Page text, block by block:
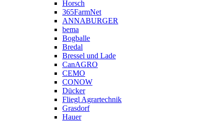
Horsch
365FarmNet
ANNABURGER
bema
Bogballe
Bredal
Bressel und Lade
CanAGRO
CEMO
CONOW
Dücker
Fliegl Agrartechnik
Grasdorf
Hauer